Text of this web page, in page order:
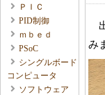
ＰＩＣ
PID制御
ｍｂｅｄ
PSoC
シングルボード
コンピュータ
ソフトウェア
み